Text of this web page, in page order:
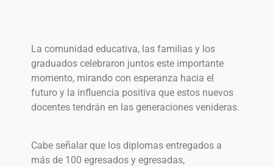
La comunidad educativa, las familias y los
graduados celebraron juntos este importante
momento, mirando con esperanza hacia el
futuro y la influencia positiva que estos nuevos
docentes tendrán en las generaciones venideras.
Cabe señalar que los diplomas entregados a
más de 100 egresados y egresadas,